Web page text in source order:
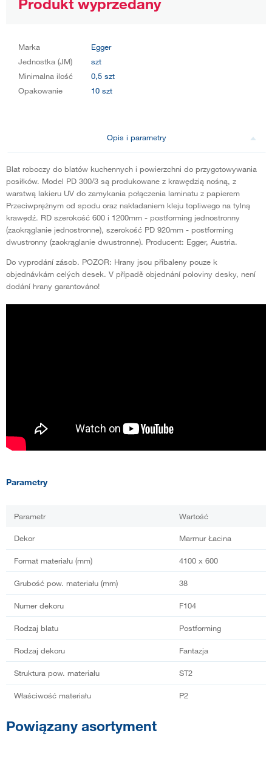
Marka
Egger
Jednostka (JM)
szt
Minimalna ilość
0,5 szt
Opakowanie
10 szt
Opis i parametry
Blat roboczy do blatów kuchennych i powierzchni do przygotowywania
posiłków. Model PD 300/3 są produkowane z krawędzią nośną, z
warstwą lakieru UV do zamykania połączenia laminatu z papierem
Przeciwprężnym od spodu oraz nakładaniem kleju topliwego na tylną
krawędź. RD szerokość 600 i 1200mm - postforming jednostronny
(zaokrąglanie jednostronne), szerokość PD 920mm - postforming
dwustronny (zaokrąglanie dwustronne). Producent: Egger, Austria.
Do vyprodání zásob. POZOR: Hrany jsou přibaleny pouze k
objednávkám celých desek. V případě objednání poloviny desky, není
dodání hrany garantováno!
Parametry
Parametr Wartość
Dekor Marmur Łacina
Format materiału (mm) 4100 x 600
Grubość pow. materiału (mm) 38
Numer dekoru F104
Rodzaj blatu Postforming
Rodzaj dekoru Fantazja
Struktura pow. materiału ST2
Właściwość materiału P2
Powiązany asortyment